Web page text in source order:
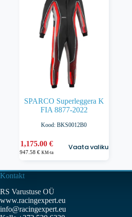
tootelehel.
SPARCO Superleggera K
FIA 8877-2022
Kood: BKS0012B0
1,175.00€
947.58€ KM-ta
Vaata valikuid
Sellel
tootel
varianti.
saab
teha
tootelehel.
Kontakt
RS Varustuse OÜ
www.racingexpert.eu
info@racingexpert.eu